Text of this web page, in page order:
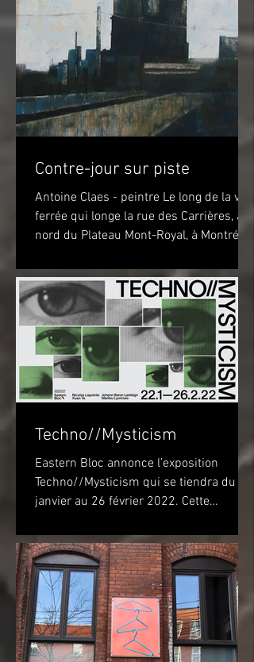
Contre-jour sur piste
Antoine Claes - peintre Le long de la voie
ferrée qui longe la rue des Carrières, au
nord du Plateau Mont-Royal, à Montréal,
Techno//Mysticism
Eastern Bloc annonce l’exposition
Techno//Mysticism qui se tiendra du 22
janvier au 26 février 2022. Cette